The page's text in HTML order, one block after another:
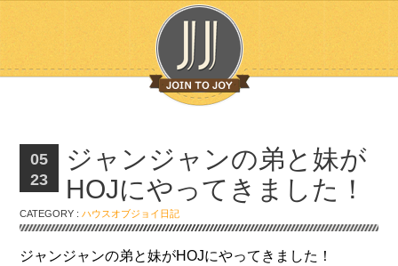
05
23
ジャンジャンの弟と妹が
HOJにやってきました！
CATEGORY :ハウスオブジョイ日記
ジャンジャンの弟と妹がHOJにやってきました！